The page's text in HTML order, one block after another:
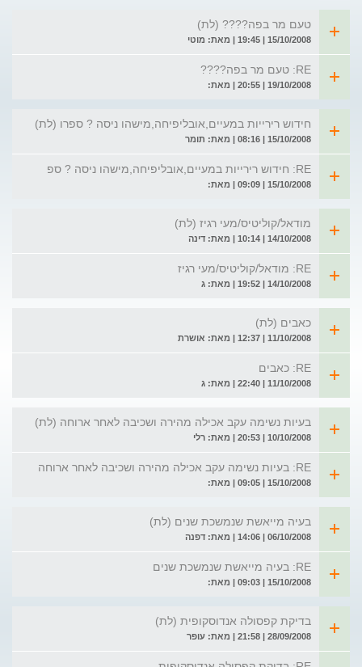
טעם מר בפה???? (לת)
15/10/2008 | 19:45 | מאת: מוטי
RE: טעם מר בפה????
19/10/2008 | 20:55 | מאת:
חידוש רירייות במעיים,אובליפיחה,מישהו ניסה ? ספרו (לת)
15/10/2008 | 08:16 | מאת: תומר
RE: חידוש רירייות במעיים,אובליפיחה,מישהו ניסה ? ספ
15/10/2008 | 09:09 | מאת:
מודאל/קוליטיס/מעי רגיז (לת)
14/10/2008 | 10:14 | מאת: דינה
RE: מודאל/קוליטיס/מעי רגיז
14/10/2008 | 19:52 | מאת: ג
כאבים (לת)
11/10/2008 | 12:37 | מאת: אושרת
RE: כאבים
11/10/2008 | 22:40 | מאת: ג
בעיות נשימה עקב אכילה מהירה ושכיבה לאחר ארוחה (לת)
10/10/2008 | 20:53 | מאת: רלי
RE: בעיות נשימה עקב אכילה מהירה ושכיבה לאחר ארוחה
15/10/2008 | 09:05 | מאת:
בעיה מייאשת שנמשכת שנים (לת)
06/10/2008 | 14:06 | מאת: דפנה
RE: בעיה מייאשת שנמשכת שנים
15/10/2008 | 09:03 | מאת:
בדיקת קפסולה אנדוסקופית (לת)
28/09/2008 | 21:58 | מאת: עופר